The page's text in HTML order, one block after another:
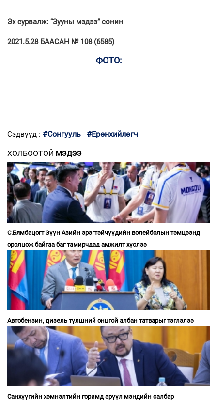
Эх сурвалж: “Зууны мэдээ” сонин
2021.5.28 БААСАН № 108 (6585)
ФОТО:
Сэдвүүд : #Сонгууль #Ерөнхийлөгч
ХОЛБООТОЙ МЭДЭЭ
С.Бямбацогт Зүүн Азийн эрэгтэйчүүдийн волейболын тэмцээнд
оролцож байгаа баг тамирчдад амжилт хүслээ
Автобензин, дизель түлшний онцгой албан татварыг тэглэлээ
Санхүүгийн хэмнэлтийн горимд эрүүл мэндийн салбар